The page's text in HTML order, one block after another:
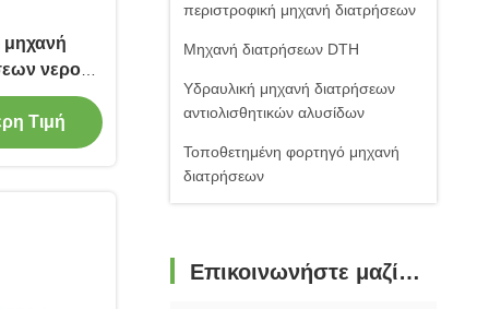
περιστροφική μηχανή διατρήσεων
Μηχανή διατρήσεων DTH
Υδραυλική μηχανή διατρήσεων
αντιολισθητικών αλυσίδων
Τοποθετημένη φορτηγό μηχανή
διατρήσεων
Επικοινωνήστε μαζί μας
μηχανή
νερού
Τιμή